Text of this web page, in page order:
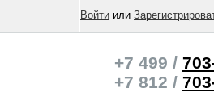
Войти или
+7 499 /
+7 812 /